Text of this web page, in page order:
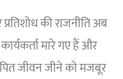
की राजनीति अब
मारे गए हैं और
जीवन जीने को मजबूर